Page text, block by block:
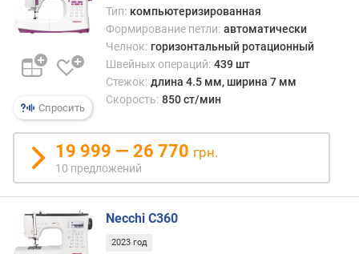
в
(см.
г
о
д
о
о
х
к
д
Спросить
Тип: компьютеризированная
Формирование петли: автоматически
Челнок: горизонтальный ротационный
Швейных операций: 439 шт
Стежок: длина 4.5 мм, ширина 7 мм
Скорость: 850 ст/мин
19 999 — 26 770 грн.
10 предложений
Necchi C360
2023 год